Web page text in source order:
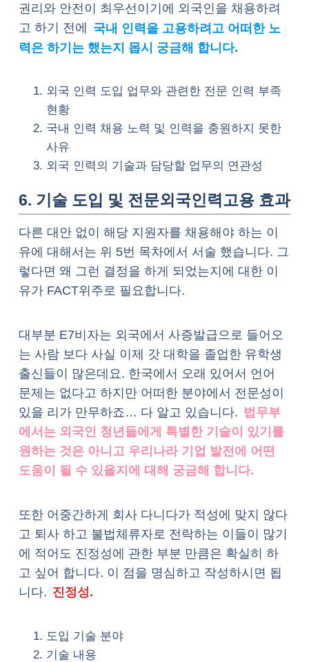
권리와 안전이 최우선이기에 외국인을 채용하려
고 하기 전에
국내 인력을 고용하려고 어떠한 노
력은 하기는 했는지 몹시 궁금해 합니다.
외국 인력 도입 업무와 관련한 전문 인력 부족
현황
국내 인력 채용 노력 및 인력을 충원하지 못한
사유
외국 인력의 기술과 담당할 업무의 연관성
6. 기술 도입 및 전문외국인력고용 효과
다른 대안 없이 해당 지원자를 채용해야 하는 이
유에 대해서는 위 5번 목차에서 서술 했습니다. 그
렇다면 왜 그런 결정을 하게 되었는지에 대한 이
유가 FACT위주로 필요합니다.
대부분 E7비자는 외국에서 사증발급으로 들어오
는 사람 보다 사실 이제 갓 대학을 졸업한 유학생
출신들이 많은데요. 한국에서 오래 있어서 언어
문제는 없다고 하지만 어떠한 분야에서 전문성이
있을 리가 만무하죠… 다 알고 있습니다. 법무부
에서는 외국인 청년들에게 특별한 기술이 있기를
원하는 것은 아니고 우리나라 기업 발전에 어떤
도움이 될 수 있을지에 대해 궁금해 합니다.
또한 어중간하게 회사 다니다가 적성에 맞지 않다
고 퇴사 하고 불법체류자로 전락하는 이들이 많기
에 적어도 진정성에 관한 부분 만큼은 확실히 하
고 싶어 합니다. 이 점을 명심하고 작성하시면 됩
니다. 진정성.
도입 기술 분야
기술 내용